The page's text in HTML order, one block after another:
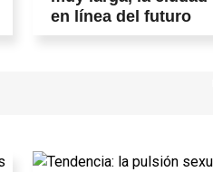
en línea del futuro